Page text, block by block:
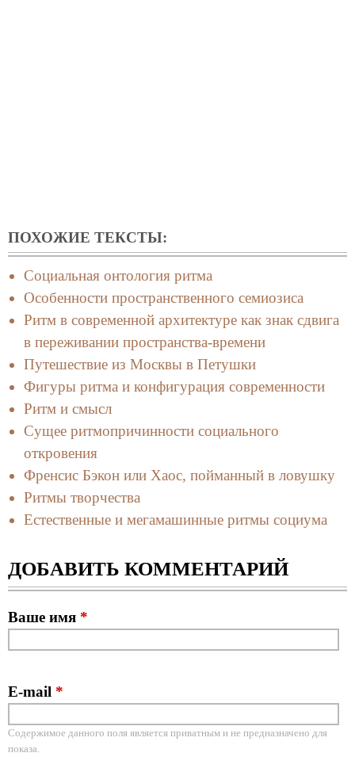
ПОХОЖИЕ ТЕКСТЫ:
Социальная онтология ритма
Особенности пространственного семиозиса
Ритм в современной архитектуре как знак сдвига
в переживании пространства-времени
Путешествие из Москвы в Петушки
Фигуры ритма и конфигурация современности
Ритм и смысл
Сущее ритмопричинности социального
откровения
Френсис Бэкон или Хаос, пойманный в ловушку
Ритмы творчества
Естественные и мегамашинные ритмы социума
ДОБАВИТЬ КОММЕНТАРИЙ
Ваше имя *
E-mail *
Содержимое данного поля является приватным и не предназначено для
показа.